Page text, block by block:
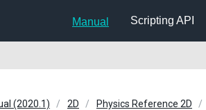
Manual Scripting API
(2020.1) 2D Physics Reference 2D